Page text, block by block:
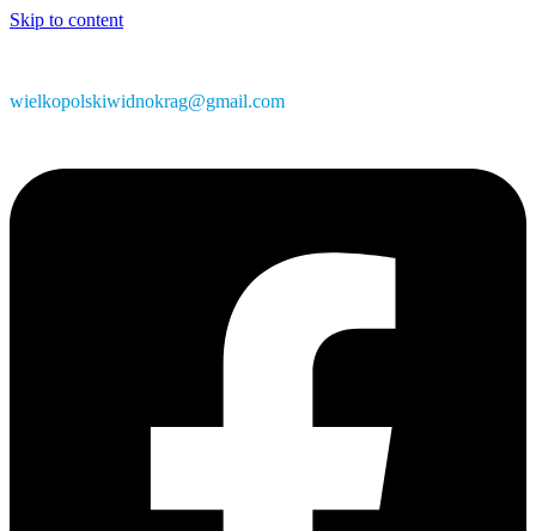
Skip to content
wielkopolskiwidnokrag@gmail.com